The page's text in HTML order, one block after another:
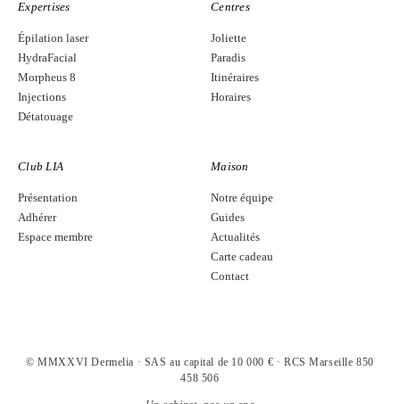
Expertises
Épilation laser
HydraFacial
Morpheus 8
Injections
Détatouage
Centres
Joliette
Paradis
Itinéraires
Horaires
Club LIA
Présentation
Adhérer
Espace membre
Maison
Notre équipe
Guides
Actualités
Carte cadeau
Contact
© MMXXVI Dermelia · SAS au capital de 10 000 € · RCS Marseille 850
458 506